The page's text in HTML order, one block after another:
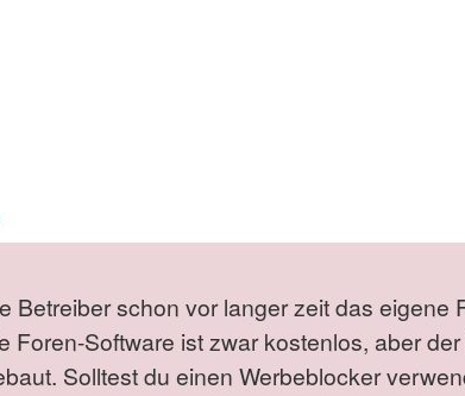
Betreiber schon vor langer zeit das
Software ist zwar kostenlos, aber
Solltest du einen Werbeblocker